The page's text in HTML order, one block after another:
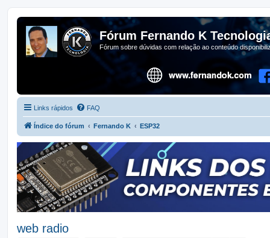
Fórum Fernando K
Fórum sobre dúvidas com relação ao conteúdo
Links rápidos FAQ
Índice do fórum Fernando K ESP32
web radio